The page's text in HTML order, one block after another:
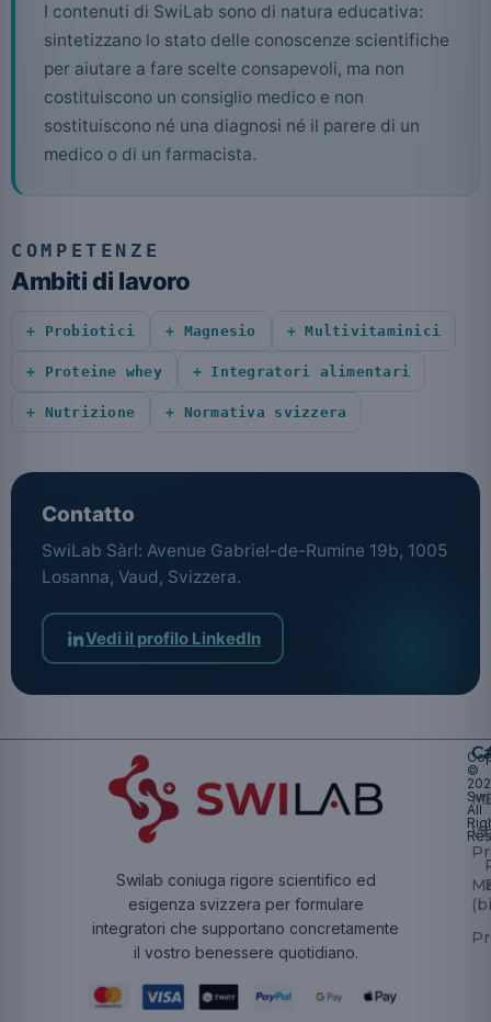
I contenuti di SwiLab sono di natura educativa:
sintetizzano lo stato delle conoscenze scientifiche
per aiutare a fare scelte consapevoli, ma non
costituiscono un consiglio medico e non
sostituiscono né una diagnosi né il parere di un
medico o di un farmacista.
COMPETENZE
Ambiti di lavoro
Probiotici Magnesio Multivitaminici
Proteine whey Integratori alimentari
Nutrizione Normativa svizzera
Contatto
SwiLab Sàrl: Avenue Gabriel-de-Rumine 19b, 1005
Losanna, Vaud, Svizzera.
Vedi il profilo LinkedIn
Swilab coniuga rigore scientifico ed
esigenza svizzera per formulare
integratori che supportano concretamente
il vostro benessere quotidiano.
©
All